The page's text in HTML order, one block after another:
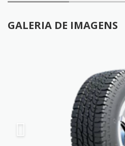
GALERIA DE IMAGENS